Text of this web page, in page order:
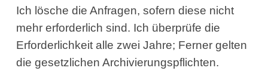
Ich lösche die Anfragen, sofern diese nicht
mehr erforderlich sind. Ich überprüfe die
Erforderlichkeit alle zwei Jahre; Ferner gelten
die gesetzlichen Archivierungspflichten.